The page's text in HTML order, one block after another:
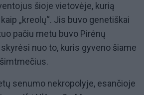
šioje vietovėje, kurią
„kreolų“. Jis buvo genetiškai
pačiu metu buvo Pirėnų
nuo to, kuris gyveno šiame
senumo nekropolyje, esančioje